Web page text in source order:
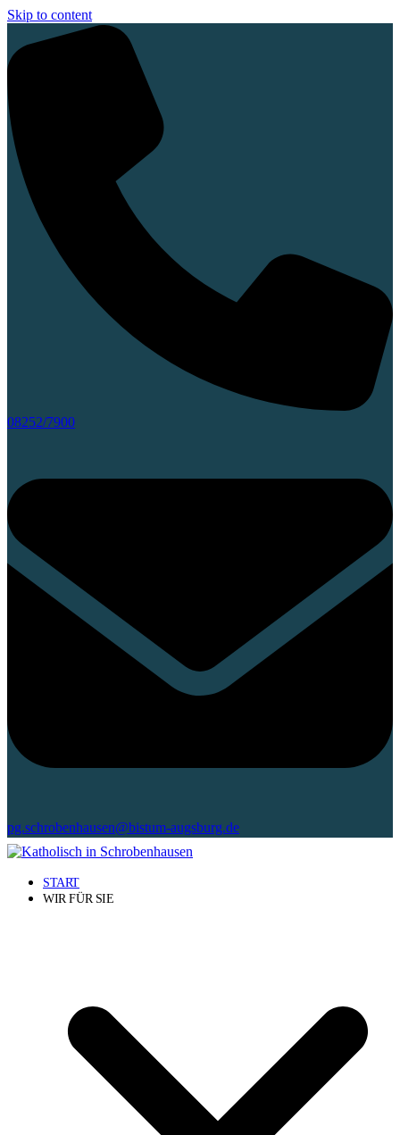
Skip to content
08252/7900
pg.schrobenhausen@bistum-augsburg.de
START
WIR FÜR SIE